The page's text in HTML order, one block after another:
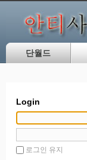
단월드
Login
로그인 유지